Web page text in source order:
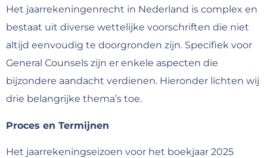
Het jaarrekeningenrecht in Nederland is complex en
bestaat uit diverse wettelijke voorschriften die niet
altijd eenvoudig te doorgronden zijn. Specifiek voor
General Counsels zijn er enkele aspecten die
bijzondere aandacht verdienen. Hieronder lichten wij
drie belangrijke thema’s toe.
Proces en Termijnen
Het jaarrekeningseizoen voor het boekjaar 2025